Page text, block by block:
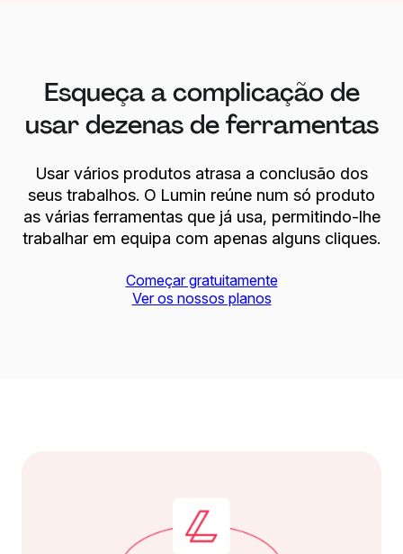
Esqueça a complicação de
usar dezenas de ferramentas
Usar vários produtos atrasa a conclusão dos
seus trabalhos. O Lumin reúne num só produto
as várias ferramentas que já usa, permitindo-lhe
trabalhar em equipa com apenas alguns cliques.
Começar gratuitamente
Ver os nossos planos